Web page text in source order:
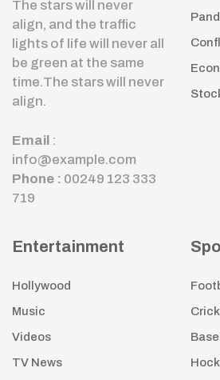
The stars will never
align, and the traffic
lights of life will never all
be green at the same
time.The stars will never
align.
Email :
info@example.com
Phone : 00249 123 333
719
Entertainment
Hollywood
Music
Videos
TV News